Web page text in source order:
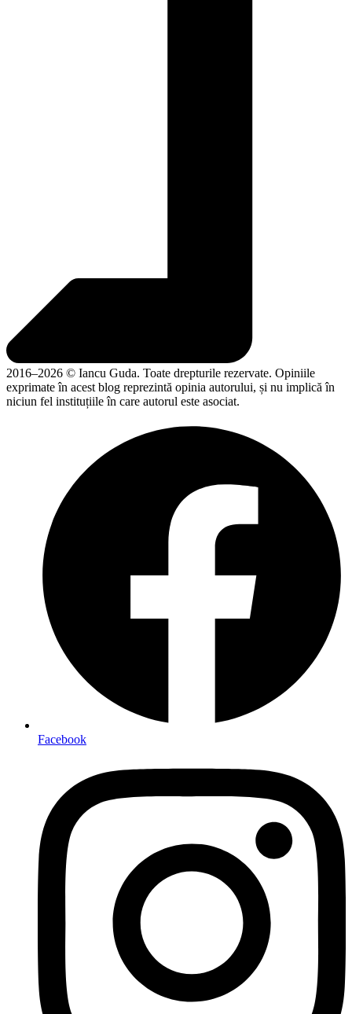
2016–2026 © Iancu Guda. Toate drepturile rezervate. Opiniile
exprimate în acest blog reprezintă opinia autorului, și nu implică în
niciun fel instituțiile în care autorul este asociat.
Facebook